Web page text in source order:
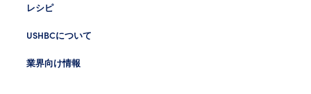
レシピ
USHBCについて
業界向け情報